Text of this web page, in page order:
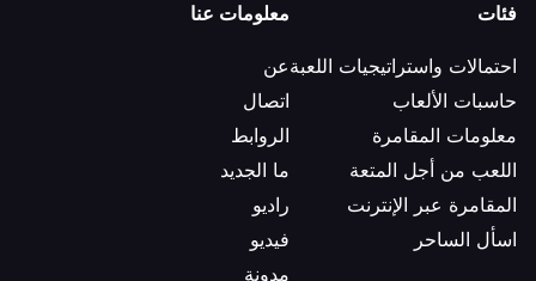
واستراتيجيات اللعبة
المقامرة
أجل المتعة
عبر الإنترنت
معلومات عنا
عن
ما الجديد
راديو